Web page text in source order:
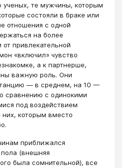
те мужчины, которым
состояли в браке или
отношения с одной
на более
привлекательной
«включил» чувство
а к партнерше,
важную роль. Они
— в среднем, на 10 —
сравнению с одинокими
под воздействием
них, которым вместо
приближался
(внешняя
была сомнительной), все